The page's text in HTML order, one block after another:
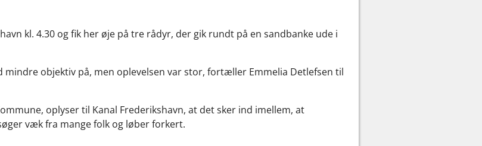
kl. 4.30 og fik her øje på tre rådyr, der gik rundt på en sandbanke ude i
mindre objektiv på, men oplevelsen var stor, fortæller Emmelia Detlefsen til
oplyser til Kanal Frederikshavn, at det sker ind imellem, at
væk fra mange folk og løber forkert.